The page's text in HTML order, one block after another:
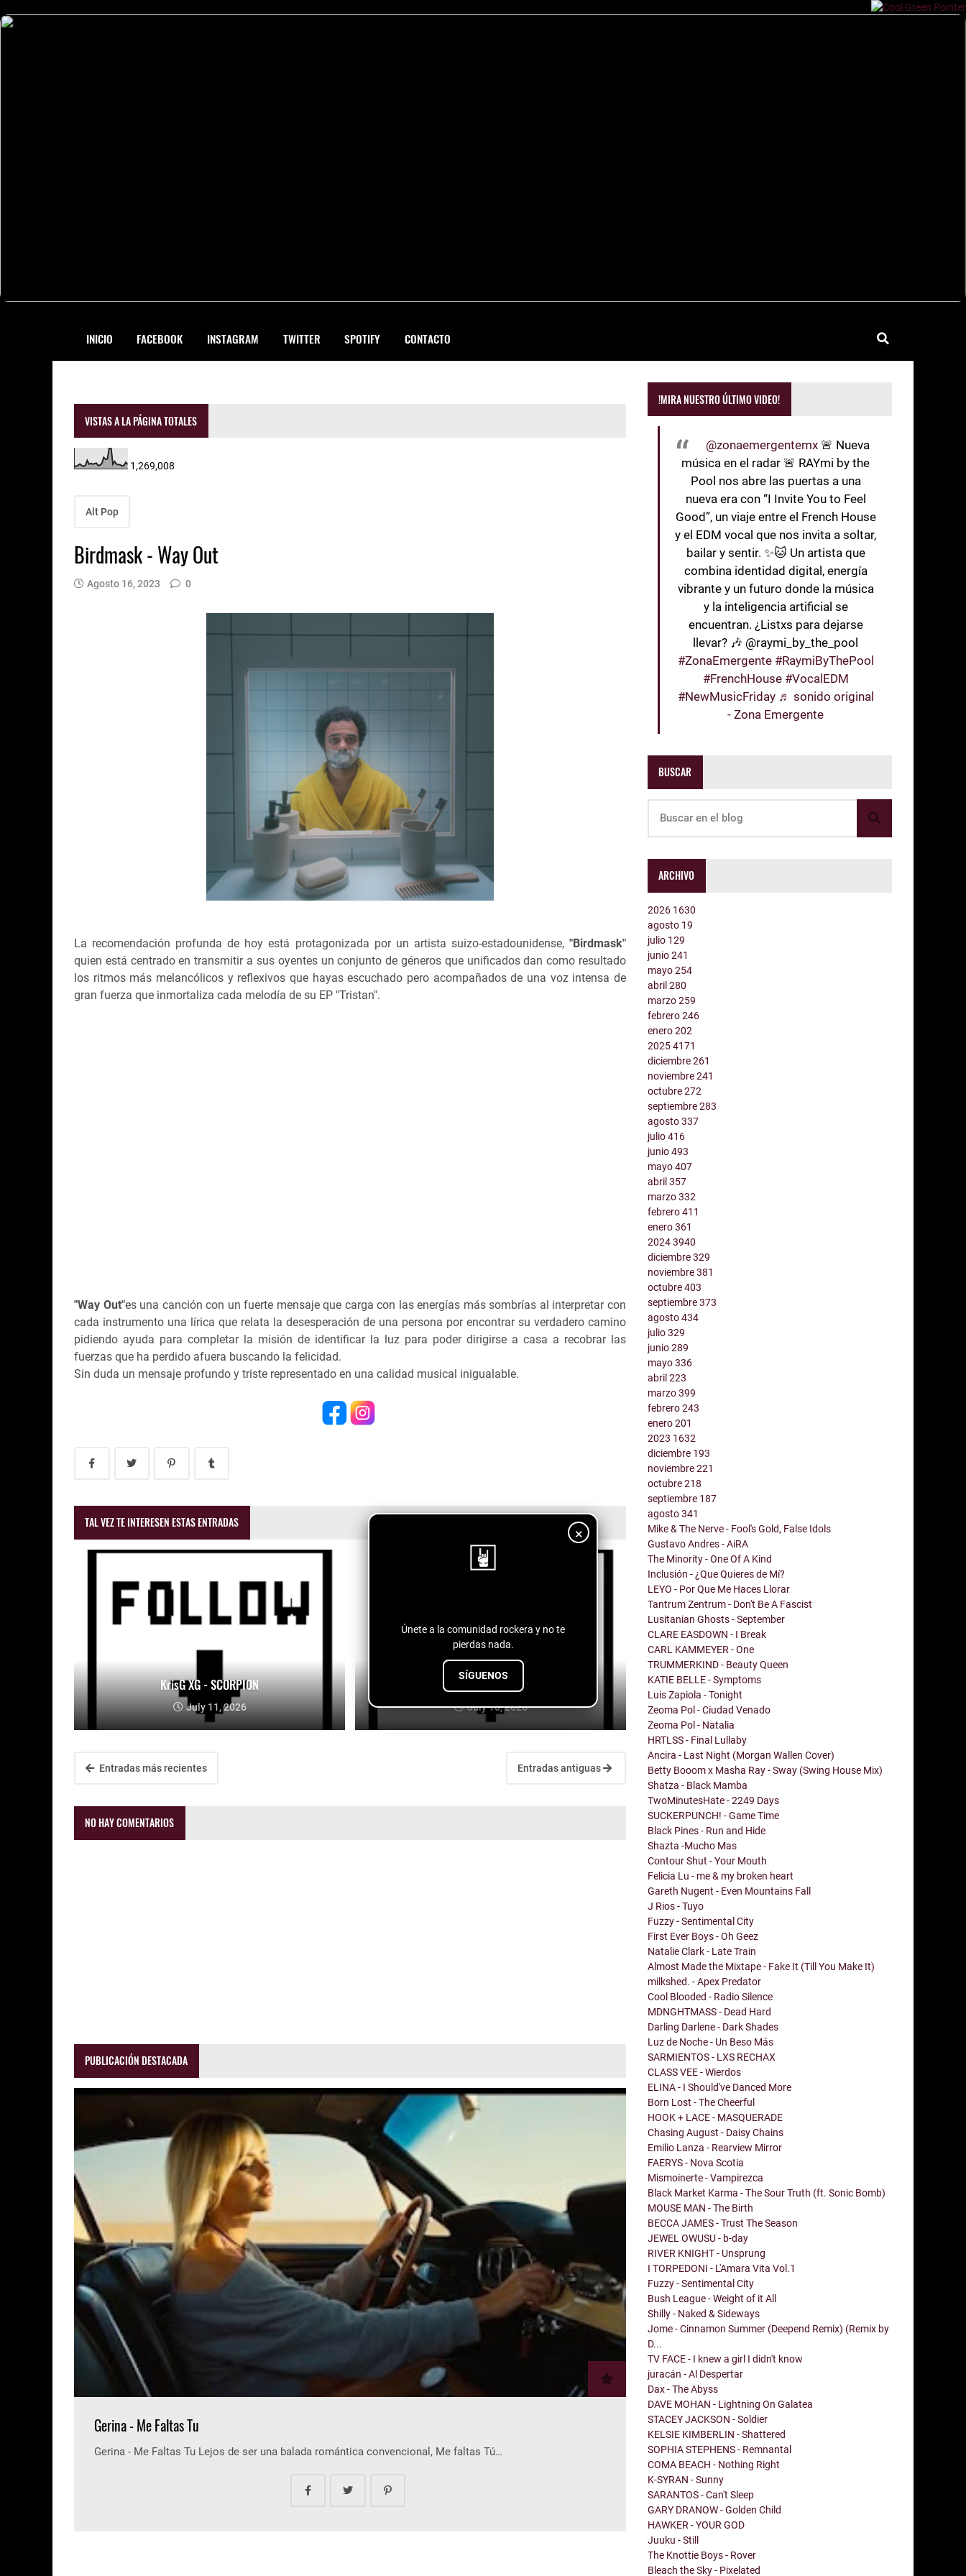
INICIO FACEBOOK INSTAGRAM TWITTER SPOTIFY CONTACTO
×
Únete a la comunidad rockera y no te
pierdas nada.
SÍGUENOS
VISTAS A LA PÁGINA TOTALES
1,269,008
Alt Pop
Birdmask - Way Out
Agosto 16, 2023 0
La recomendación profunda de hoy está protagonizada por un artista suizo-estadounidense, "Birdmask"
quien está centrado en transmitir a sus oyentes un conjunto de géneros que unificados dan como resultado
los ritmos más melancólicos y reflexivos que hayas escuchado pero acompañados de una voz intensa de
gran fuerza que inmortaliza cada melodía de su EP "Tristan".
"Way Out"es una canción con un fuerte mensaje que carga con las energías más sombrías al interpretar con
cada instrumento una lírica que relata la desesperación de una persona por encontrar su verdadero camino
pidiendo ayuda para completar la misión de identificar la luz para poder dirigirse a casa a recobrar las
fuerzas que ha perdido afuera buscando la felicidad.
Sin duda un mensaje profundo y triste representado en una calidad musical inigualable.
TAL VEZ TE INTERESEN ESTAS ENTRADAS
KrisG XG - SCORPION
July 11, 2026
Logan Lynn - The Cocaine Scene
July 10, 2026
Entradas más recientes Entradas antiguas
NO HAY COMENTARIOS
PUBLICACIÓN DESTACADA
Gerina - Me Faltas Tu
Gerina - Me Faltas Tu Lejos de ser una balada romántica convencional, Me faltas Tú…
!MIRA NUESTRO ÚLTIMO VIDEO!
@zonaemergentemx 🚨 Nueva
música en el radar 🚨 RAYmi by the
Pool nos abre las puertas a una
nueva era con “I Invite You to Feel
Good”, un viaje entre el French House
y el EDM vocal que nos invita a soltar,
bailar y sentir. ✨🐱 Un artista que
combina identidad digital, energía
vibrante y un futuro donde la música
y la inteligencia artificial se
encuentran. ¿Listxs para dejarse
llevar? 🎶 @raymi_by_the_pool
#ZonaEmergente #RaymiByThePool
#FrenchHouse #VocalEDM
#NewMusicFriday ♬ sonido original
- Zona Emergente
BUSCAR
ARCHIVO
2026 1630
agosto 19
julio 129
junio241
mayo254
abril280
marzo259
febrero246
enero202
20254171
diciembre261
noviembre241
octubre272
septiembre283
agosto337
julio416
junio493
mayo407
abril357
marzo332
febrero411
enero361
20243940
diciembre329
noviembre381
octubre403
septiembre373
agosto434
julio329
junio289
mayo336
abril223
marzo399
febrero243
enero201
2023 1632
diciembre 193
noviembre221
octubre218
septiembre 187
agosto341
Mike & The Nerve - Fool's Gold, False Idols
Gustavo Andres - AiRA
The Minority - One Of A Kind
Inclusión - ¿Que Quieres de Mí?
LEYO - Por Que Me Haces Llorar
Tantrum Zentrum - Don't Be A Fascist
Lusitanian Ghosts - September
CLARE EASDOWN - I Break
CARL KAMMEYER - One
TRUMMERKIND - Beauty Queen
KATIE BELLE - Symptoms
Luis Zapiola - Tonight
Zeoma Pol - Ciudad Venado
Zeoma Pol - Natalia
HRTLSS - Final Lullaby
Ancira - Last Night (Morgan Wallen Cover)
Betty Booom x Masha Ray - Sway (Swing House Mix)
Shatza - Black Mamba
TwoMinutesHate - 2249 Days
SUCKERPUNCH! - Game Time
Black Pines - Run and Hide
Shazta -Mucho Mas
Contour Shut - Your Mouth
Felicia Lu - me & my broken heart
Gareth Nugent - Even Mountains Fall
J Rios - Tuyo
Fuzzy - Sentimental City
First Ever Boys - Oh Geez
Natalie Clark - Late Train
Almost Made the Mixtape - Fake It (Till You Make It)
milkshed. - Apex Predator
Cool Blooded - Radio Silence
MDNGHTMASS - Dead Hard
Darling Darlene - Dark Shades
Luz de Noche - Un Beso Más
SARMIENTOS - LXS RECHAX
CLASS VEE - Wierdos
ELINA - I Should've Danced More
Born Lost - The Cheerful
HOOK + LACE - MASQUERADE
Chasing August - Daisy Chains
Emilio Lanza - Rearview Mirror
FAERYS - Nova Scotia
Mismoinerte - Vampirezca
Black Market Karma - The Sour Truth (ft. Sonic Bomb)
MOUSE MAN - The Birth
BECCA JAMES - Trust The Season
JEWEL OWUSU - b-day
RIVER KNIGHT - Unsprung
I TORPEDONI - L'Amara Vita Vol.1
Fuzzy - Sentimental City
Bush League - Weight of it All
Shilly - Naked & Sideways
Jome - Cinnamon Summer (Deepend Remix) (Remix by
D...
TV FACE - I knew a girl I didn't know
juracán - Al Despertar
Dax - The Abyss
DAVE MOHAN - Lightning On Galatea
STACEY JACKSON - Soldier
KELSIE KIMBERLIN - Shattered
SOPHIA STEPHENS - Remnantal
COMA BEACH - Nothing Right
K-SYRAN - Sunny
SARANTOS - Can't Sleep
GARY DRANOW - Golden Child
HAWKER - YOUR GOD
Juuku - Still
The Knottie Boys - Rover
Bleach the Sky - Pixelated